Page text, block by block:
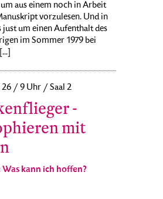
aus einem noch in Arbeit
vorzulesen. Und in
just um einen Aufenthalt des
im Sommer 1979 bei
26 / 9 Uhr / Saal 2
-
mit
kann ich hoffen?